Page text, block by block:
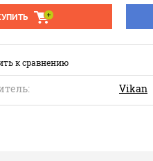
к сравнению
Vikan